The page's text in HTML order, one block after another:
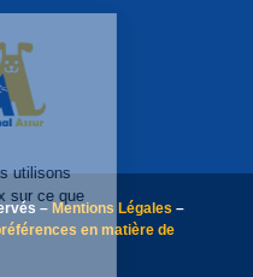
– Mentions Légales –
en matière de
site web, nous utilisons
donnons le choix sur ce que